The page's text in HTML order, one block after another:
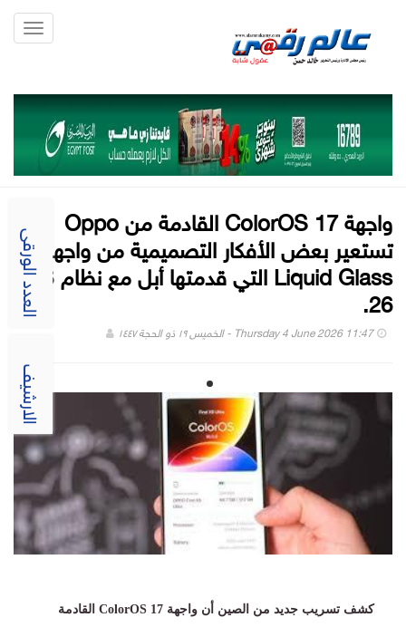
العدد الورقى
الارشيف
واجهة ColorOS 17 القادمة من Oppo
تستعير بعض الأفكار التصميمية من واجهة
Liquid Glass التي قدمتها أبل مع نظام iOS
26.
Thursday 4 June 2026 11:47 - الخميس ١٩ ذو الحجة ١٤٤٧
كشف تسريب جديد من الصين أن واجهة ColorOS 17 القادمة